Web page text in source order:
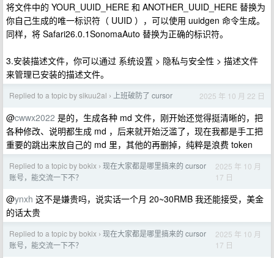
将文件中的 YOUR_UUID_HERE 和 ANOTHER_UUID_HERE 替换为
你自己生成的唯一标识符（ UUID ），可以使用 uuidgen 命令生成。
同样，将 Safari26.0.1SonomaAuto 替换为正确的标识符。
3.安装描述文件，你可以通过 系统设置 > 隐私与安全性 > 描述文件
来管理已安装的描述文件。
Replied to a topic by sikuu2al › 上班破防了 cursor 2025 年 10 月 22 日
@cwwx2022 是的，生成各种 md 文件，刚开始还觉得挺清晰的，把
各种修改、说明都生成 md ，后来就开始泛滥了，现在我都是手工把
重要的跳出来放自己的 md 里，其他的再删掉，纯粹是浪费 token
Replied to a topic by bokix › 现在大家都是哪里搞来的 cursor
账号，能交流一下不？
2025 年 10 月
17 日
@ynxh 这不是嫌贵吗，说实话一个月 20~30RMB 我还能接受，美金
的话太贵
Replied to a topic by bokix › 现在大家都是哪里搞来的 cursor
账号，能交流一下不？
2025 年 10 月
17 日